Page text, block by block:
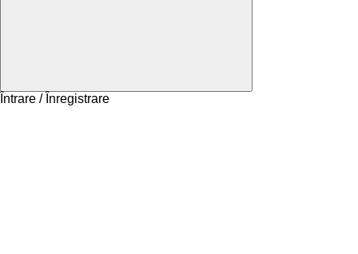
Întrare / Înregistrare